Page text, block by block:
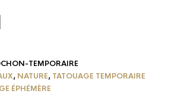
TEMPORAIRE
, NATURE, TATOUAGE TEMPORAIRE
ÉPHÉMÈRE